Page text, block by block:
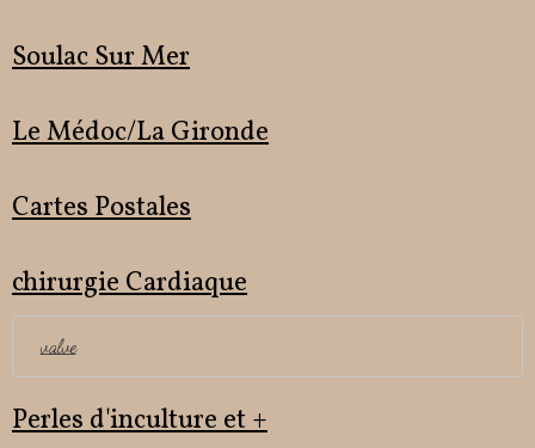
Soulac Sur Mer
Le Médoc/La Gironde
Cartes Postales
chirurgie Cardiaque
valve
Perles d'inculture et +